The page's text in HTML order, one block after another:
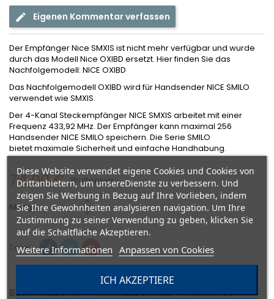
Eigenen Kommentar verfassen
Der Empfänger Nice SMXIS ist nicht mehr verfügbar und wurde
durch das Modell Nice OXIBD ersetzt. Hier finden Sie das
Nachfolgemodell: NICE OXIBD
Das Nachfolgemodell OXIBD wird für Handsender NICE SMILO
verwendet wie SMXIS.
Der 4-Kanal Steckempfänger NICE SMXIS arbeitet mit einer
Frequenz 433,92 MHz. Der Empfänger kann maximal 256
Handsender NICE SMILO speichern. Die Serie SMILO
bietet maximale Sicherheit und einfache Handhabung.
74,00 € Bruttopreis
Menge
Teilen
BESCHREIBUNG ARTIKELDETAILS
ANHÄNGE
Diese Website verwendet eigene Cookies und Cookies von
Drittanbietern, um unsereDienste zu verbessern. Und
zeigen Sie Werbung in Bezug auf Ihre Vorlieben, indem
Sie Ihre Gewohnheiten analysieren navigation. Um Ihre
Zustimmung zu seiner Verwendung zu geben, klicken Sie
auf die Schaltfläche Akzeptieren.
Weitere Informationen Anpassen von Cookies
ICH AKZEPTIERE